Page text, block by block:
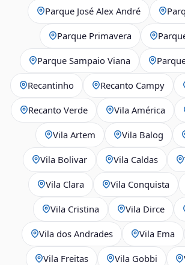
Parque José Alex André
Parque Primavera
Parque Sampaio Viana
Recantinho Recanto Campy
Recanto Verde Vila América
Vila Artem Vila Balog
Vila Bolivar Vila Caldas
Vila Clara Vila Conquista
Vila Cristina Vila Dirce
Vila dos Andrades Vila Ema
Vila Freitas Vila Gobbi